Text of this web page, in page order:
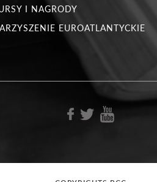
I NAGRODY
EUROATLANTYCKIE